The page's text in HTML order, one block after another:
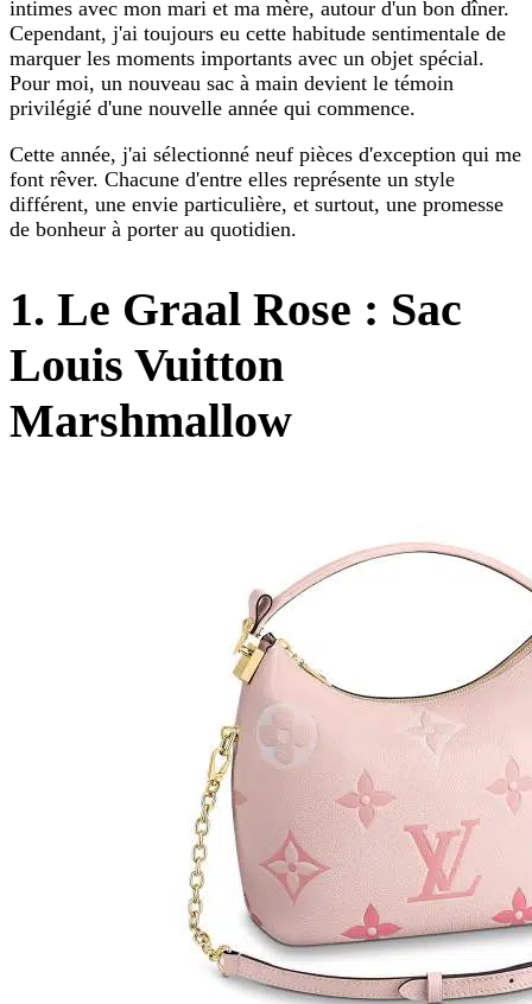
intimes avec mon mari et ma mère, autour d'un bon dîner.
Cependant, j'ai toujours eu cette habitude sentimentale de
marquer les moments importants avec un objet spécial.
Pour moi, un nouveau sac à main devient le témoin
privilégié d'une nouvelle année qui commence.
Cette année, j'ai sélectionné neuf pièces d'exception qui me
font rêver. Chacune d'entre elles représente un style
différent, une envie particulière, et surtout, une promesse
de bonheur à porter au quotidien.
1. Le Graal Rose : Sac
Louis Vuitton
Marshmallow